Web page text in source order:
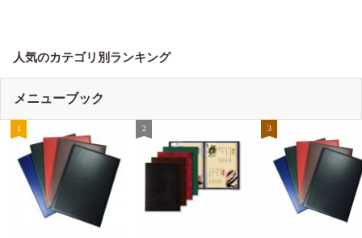
人気のカテゴリ別ランキング
メニューブック